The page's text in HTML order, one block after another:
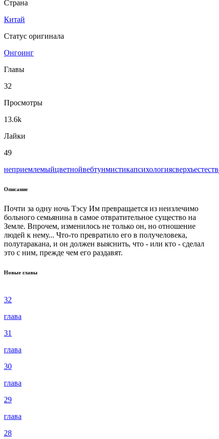
Страна
Китай
Статус оригинала
Онгоинг
Главы
32
Просмотры
13.6k
Лайки
49
неприемлемыйцветнойвeбтунмистикапсихология
Описание
Почти за одну ночь Тэсу Им превращается из неизлечимо
больного семьянина в самое отвратительное существо на
Земле. Впрочем, изменилось не только он, но отношение
людей к нему... Что-то превратило его в получеловека,
полутаракана, и он должен выяснить, что - или кто - сделал
это с ним, прежде чем его раздавят.
Новые главы
32
глава
31
глава
30
глава
29
глава
28